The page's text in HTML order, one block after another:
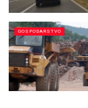
GOSPODARSTVO